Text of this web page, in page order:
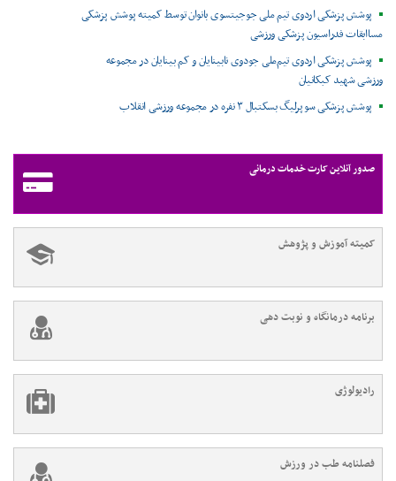
پوشش پزشکی اردوی تیم ملی جوجیتسوی بانوان توسط کمیته پوشش پزشکی
مساابقات فدراسیون پزشکی ورزشی
پوشش پزشکی اردوی تیم‌ملی جودوی نابینایان و کم بینایان در مجموعه
ورزشی شهید کبکانیان
پوشش پزشکی سوپرلیگ بسکتبال ۳ نفره در مجموعه ورزشی انقلاب
صدور آنلاین کارت خدمات درمانی
کمیته آموزش و پژوهش
برنامه درمانگاه و نوبت دهی
رادیولوژی
فصلنامه طب در ورزش